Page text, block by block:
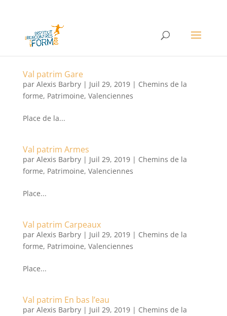
Val patrim Gare
par Alexis Barbry| Juil 29, 2019| Chemins de la
forme, Patrimoine, Valenciennes
Place de la...
Val patrim Armes
par Alexis Barbry| Juil 29, 2019| Chemins de la
forme, Patrimoine, Valenciennes
Place...
Val patrim Carpeaux
par Alexis Barbry| Juil 29, 2019| Chemins de la
forme, Patrimoine, Valenciennes
Place...
Val patrim En bas l’eau
par Alexis Barbry| Juil 29, 2019| Chemins de la